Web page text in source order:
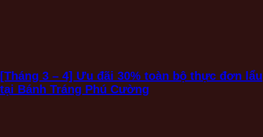
[Tháng 3 – 4] Ưu đãi 30% toàn bộ thực đơn lẩu
tại Bánh Tráng Phú Cường